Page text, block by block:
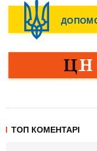
ТОП КОМЕНТАРІ